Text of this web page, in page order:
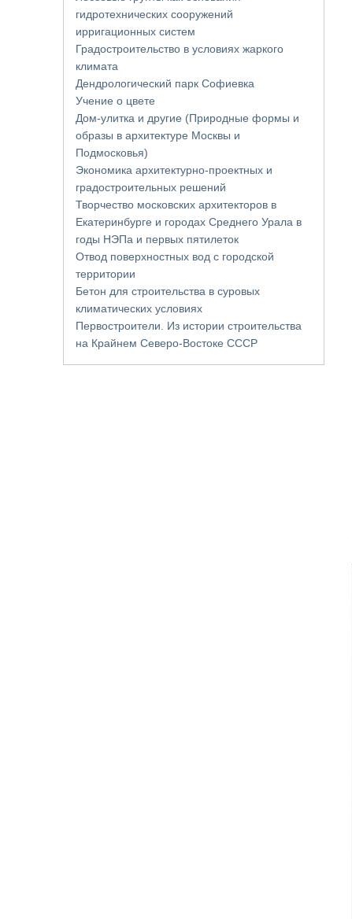
гидротехнических сооружений
ирригационных систем
Градостроительство в условиях жаркого
климата
Дендрологический парк Софиевка
Учение о цвете
Дом-улитка и другие (Природные формы и
образы в архитектуре Москвы и
Подмосковья)
Экономика архитектурно-проектных и
градостроительных решений
Творчество московских архитекторов в
Екатеринбурге и городах Среднего Урала в
годы НЭПа и первых пятилеток
Отвод поверхностных вод с городской
территории
Бетон для строительства в суровых
климатических условиях
Первостроители. Из истории строительства
на Крайнем Северо-Востоке СССР